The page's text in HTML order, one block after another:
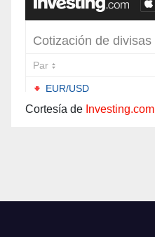
Cortesía de Investing.com